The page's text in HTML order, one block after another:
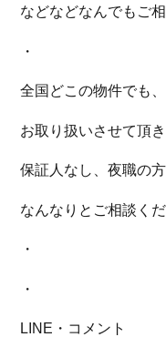
などなどなんでもご
・
全国どこの物件でも、
お取り扱いさせて頂き
保証人なし、夜職の
なんなりとご相談くだ
・
・
LINE・コメント